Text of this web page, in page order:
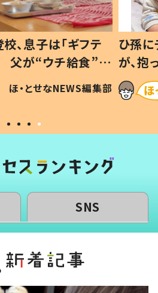
、息子は「ギフテ
父が“ウチ給食”を
由とは #令和の親
ほ・とせなNEWS編集部
ひ孫
が、
「涙が
い」
SNS